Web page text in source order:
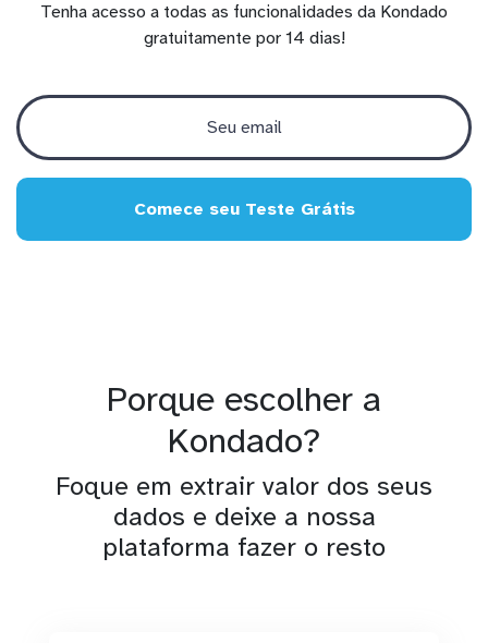
Tenha acesso a todas as funcionalidades da Kondado
gratuitamente por 14 dias!
Comece seu Teste Grátis
Porque escolher a
Kondado?
Foque em extrair valor dos seus
dados e deixe a nossa
plataforma fazer o resto